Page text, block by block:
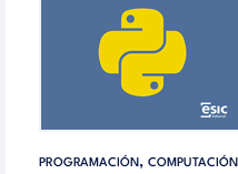
PROGRAMACIÓN, COMPUTACIÓN